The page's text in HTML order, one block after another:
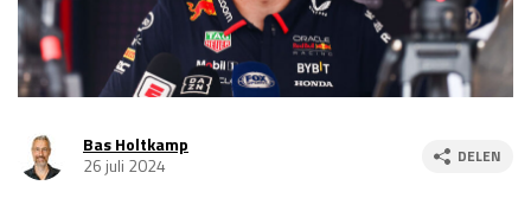
Race
za 13:00 - 15:00
Bas Holtkamp
26 juli 2024
DELEN